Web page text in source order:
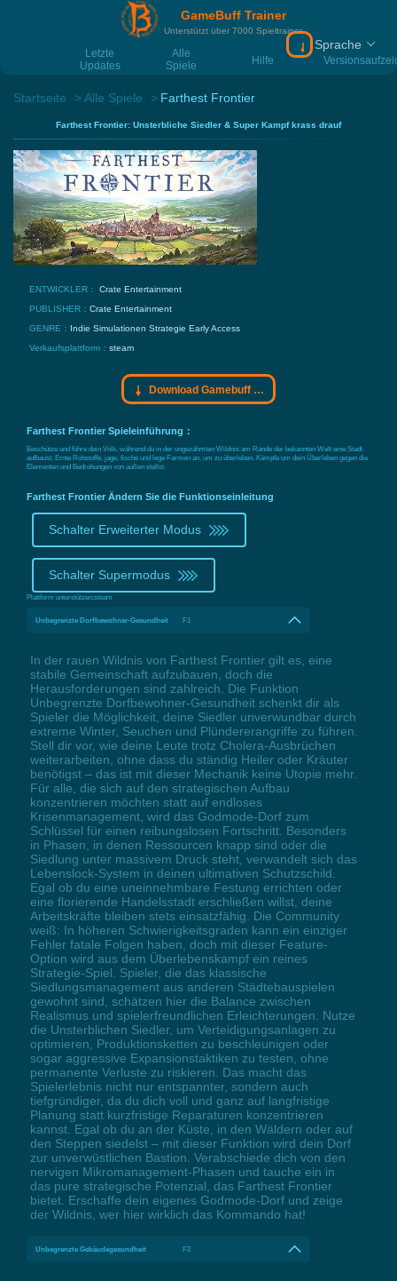
GameBuff Trainer
Unterstützt über 7000 Spieltrainer
Letzte
Updates
Alle
Spiele
Hilfe
Download
Sprache
Startseite Alle Spiele Farthest Frontier
Farthest Frontier: Unsterbliche Siedler & Super Kampf krass drauf
ENTWICKLER： Crate Entertainment
PUBLISHER： Crate Entertainment
GENRE：
Indie Simulationen Strategie Early Access
Verkaufsplattform： steam
Download Gamebuff Trainer
Farthest Frontier Spieleinführung：
Beschütze und führe dein Volk, während du in der ungezähmten Wildnis am Rande der bekannten Welt eine Stadt
aufbaust. Ernte Rohstoffe, jage, fische und lege Farmen an, um zu überleben. Kämpfe um dein Überleben gegen die
Elementen und Bedrohungen von außen stellst.
Farthest Frontier Ändern Sie die Funktionseinleitung
Schalter Erweiterter Modus
Schalter Supermodus
Plattform unterstützen:steam
Unbegrenzte Dorfbewohner-Gesundheit F1
In der rauen Wildnis von Farthest Frontier gilt es, eine
stabile Gemeinschaft aufzubauen, doch die
Herausforderungen sind zahlreich. Die Funktion
Unbegrenzte Dorfbewohner-Gesundheit schenkt dir als
Spieler die Möglichkeit, deine Siedler unverwundbar durch
extreme Winter, Seuchen und Plündererangriffe zu führen.
Stell dir vor, wie deine Leute trotz Cholera-Ausbrüchen
weiterarbeiten, ohne dass du ständig Heiler oder Kräuter
benötigst – das ist mit dieser Mechanik keine Utopie mehr.
Für alle, die sich auf den strategischen Aufbau
konzentrieren möchten statt auf endloses
Krisenmanagement, wird das Godmode-Dorf zum
Schlüssel für einen reibungslosen Fortschritt. Besonders
in Phasen, in denen Ressourcen knapp sind oder die
Siedlung unter massivem Druck steht, verwandelt sich das
Lebenslock-System in deinen ultimativen Schutzschild.
Egal ob du eine uneinnehmbare Festung errichten oder
eine florierende Handelsstadt erschließen willst, deine
Arbeitskräfte bleiben stets einsatzfähig. Die Community
weiß: In höheren Schwierigkeitsgraden kann ein einziger
Fehler fatale Folgen haben, doch mit dieser Feature-
Option wird aus dem Überlebenskampf ein reines
Strategie-Spiel. Spieler, die das klassische
Siedlungsmanagement aus anderen Städtebauspielen
gewohnt sind, schätzen hier die Balance zwischen
Realismus und spielerfreundlichen Erleichterungen. Nutze
die Unsterblichen Siedler, um Verteidigungsanlagen zu
optimieren, Produktionsketten zu beschleunigen oder
sogar aggressive Expansionstaktiken zu testen, ohne
permanente Verluste zu riskieren. Das macht das
Spielerlebnis nicht nur entspannter, sondern auch
tiefgründiger, da du dich voll und ganz auf langfristige
Planung statt kurzfristige Reparaturen konzentrieren
kannst. Egal ob du an der Küste, in den Wäldern oder auf
den Steppen siedelst – mit dieser Funktion wird dein Dorf
zur unverwüstlichen Bastion. Verabschiede dich von den
nervigen Mikromanagement-Phasen und tauche ein in
das pure strategische Potenzial, das Farthest Frontier
bietet. Erschaffe dein eigenes Godmode-Dorf und zeige
der Wildnis, wer hier wirklich das Kommando hat!
Unbegrenzte Gebäudegesundheit F2